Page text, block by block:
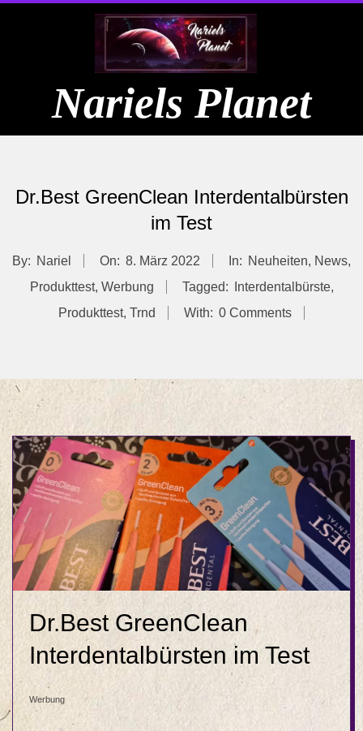
Nariels Planet
Menu
Dr.Best GreenClean Interdentalbürsten
im Test
By: Nariel On: 8. März 2022 In: Neuheiten, News,
Produkttest, Werbung Tagged: Interdentalbürste,
Produkttest, Trnd With: 0 Comments
Dr.Best GreenClean
Interdentalbürsten im Test
Werbung